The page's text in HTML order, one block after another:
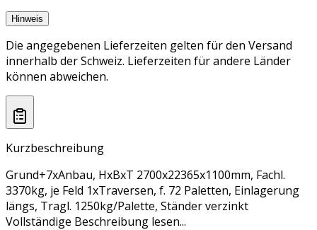
Hinweis
Die angegebenen Lieferzeiten gelten für den Versand
innerhalb der Schweiz. Lieferzeiten für andere Länder
können abweichen.
Kurzbeschreibung
Grund+7xAnbau, HxBxT 2700x22365x1100mm, Fachl.
3370kg, je Feld 1xTraversen, f. 72 Paletten, Einlagerung
längs, Tragl. 1250kg/Palette, Ständer verzinkt
Vollständige Beschreibung lesen...